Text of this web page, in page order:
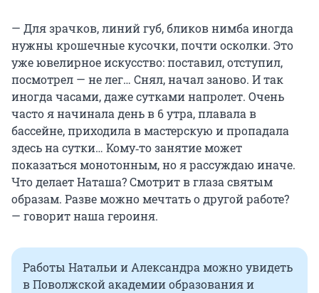
— Для зрачков, линий губ, бликов нимба иногда
нужны крошечные кусочки, почти осколки. Это
уже ювелирное искусство: поставил, отступил,
посмотрел — не лег… Снял, начал заново. И так
иногда часами, даже сутками напролет. Очень
часто я начинала день в 6 утра, плавала в
бассейне, приходила в мастерскую и пропадала
здесь на сутки… Кому‑то занятие может
показаться монотонным, но я рассуждаю иначе.
Что делает Наташа? Смотрит в глаза святым
образам. Разве можно мечтать о другой работе?
— говорит наша героиня.
Работы Натальи и Александра можно увидеть
в Поволжской академии образования и